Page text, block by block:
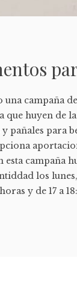
campaña
que huyen de
pañales para
campaña
los
y de 17 a